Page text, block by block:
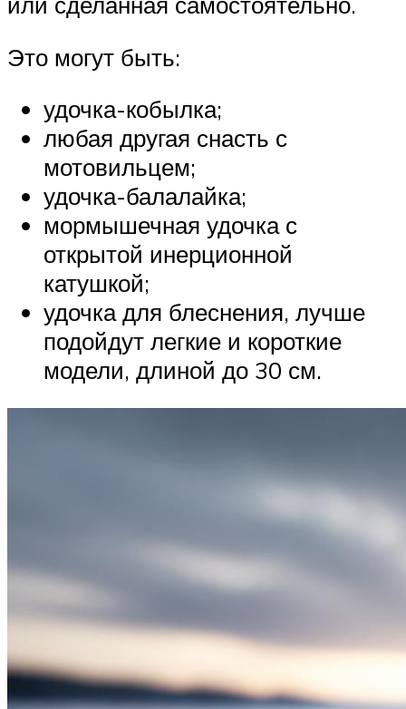
Это могут быть:
удочка-кобылка;
любая другая снасть с
мотовильцем;
удочка-балалайка;
мормышечная удочка с
открытой инерционной
катушкой;
удочка для блеснения, лучше
подойдут легкие и короткие
модели, длиной до 30 см.